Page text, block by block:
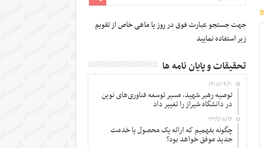
جهت جستجو عبارت فوق در روز یا ماهی خاص از تقویم
زیر استفاده نمایید
تحقیقات و پایان نامه ها
۱۴۰۵/۰۴/۱۰
توصیه رهبر شهید، مسیر توسعه فناوری‌های نوین
در دانشگاه شیراز را تغییر داد
۱۳۹۹/۰۸/۱۴
چگونه بفهمیم که ارائه یک محصول یا خدمت
جدید موفق خواهد بود؟